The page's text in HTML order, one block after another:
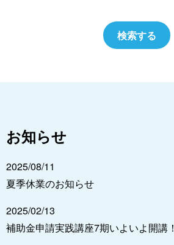
お知らせ
2025/08/11
夏季休業のお知らせ
2025/02/13
補助金申請実践講座7期いよいよ開講！